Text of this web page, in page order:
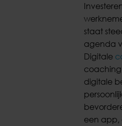
staat
agenda
Digitale
digitale
een app,